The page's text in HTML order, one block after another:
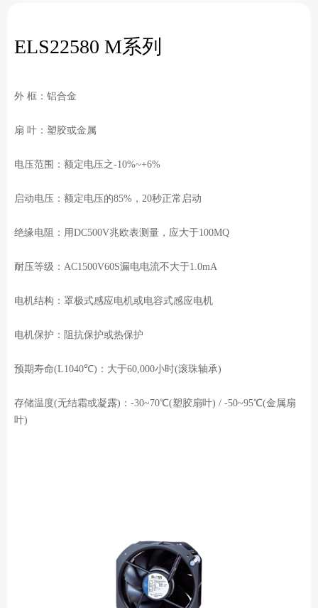
ELS22580 M系列
外 框：铝合金
扇 叶：塑胶或金属
电压范围：额定电压之-10%~+6%
启动电压：额定电压的85%，20秒正常启动
绝缘电阻：用DC500V兆欧表测量，应大于100MQ
耐压等级：AC1500V60S漏电电流不大于1.0mA
电机结构：罩极式感应电机或电容式感应电机
电机保护：阻抗保护或热保护
预期寿命(L1040℃)：大于60,000小时(滚珠轴承)
存储温度(无结霜或凝露)：-30~70℃(塑胶扇叶) / -50~95℃(金属扇
叶)